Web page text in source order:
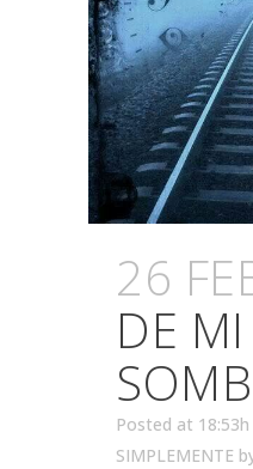
26
DE MI
Posted at 18:53h
SIMPLEMENTE